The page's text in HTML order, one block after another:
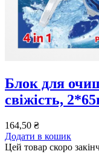
Блок для
свіжість,
164,50 ₴
Додати в кошик
Цей товар скоро